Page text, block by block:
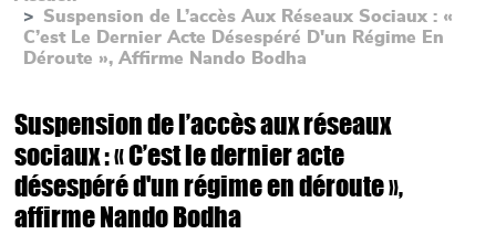
Suspension de L’accès Aux Réseaux Sociaux : «
C’est Le Dernier Acte Désespéré D'un Régime En
Déroute », Affirme Nando Bodha
Suspension de l’accès aux réseaux
sociaux : « C’est le dernier acte
désespéré d'un régime en déroute »,
affirme Nando Bodha